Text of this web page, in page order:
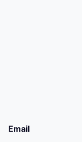
Email